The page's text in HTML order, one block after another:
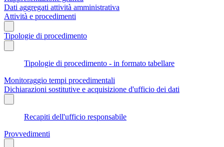
Dati aggregati attività amministrativa
Attività e procedimenti
Tipologie di procedimento
Tipologie di procedimento - in formato tabellare
Monitoraggio tempi procedimentali
Dichiarazioni sostitutive e acquisizione d'ufficio dei dati
Recapiti dell'ufficio responsabile
Provvedimenti